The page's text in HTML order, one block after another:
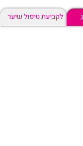
לקביעת טיפול שיער